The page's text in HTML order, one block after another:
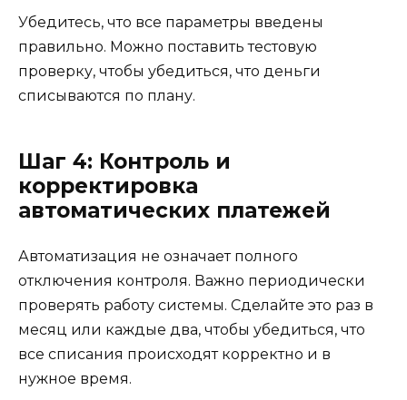
Убедитесь, что все параметры введены
правильно. Можно поставить тестовую
проверку, чтобы убедиться, что деньги
списываются по плану.
Шаг 4: Контроль и
корректировка
автоматических платежей
Автоматизация не означает полного
отключения контроля. Важно периодически
проверять работу системы. Сделайте это раз в
месяц или каждые два, чтобы убедиться, что
все списания происходят корректно и в
нужное время.